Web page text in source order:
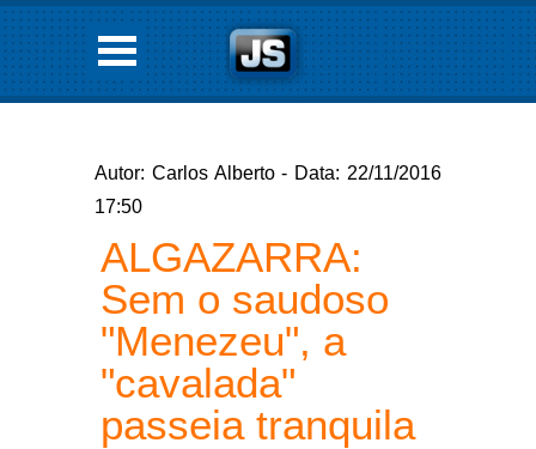
Autor: Carlos Alberto - Data: 22/11/2016
17:50
ALGAZARRA:
Sem o saudoso
"Menezeu", a
"cavalada"
passeia tranquila